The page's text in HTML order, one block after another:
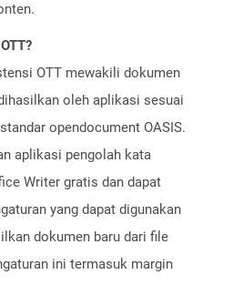
OTT mewakili dokumen
oleh aplikasi sesuai
opendocument OASIS.
aplikasi pengolah kata
Writer gratis dan dapat
yang dapat digunakan
dokumen baru dari file
ini termasuk margin